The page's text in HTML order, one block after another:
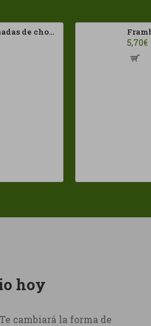
Frambuesas bañadas de chocolates con leche Franui 150gr Sin Gluten
5,70€
hoy
cambiará la forma de